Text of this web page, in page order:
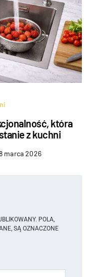
która
z kuchni
marca 2026
POLA,
SĄ OZNACZONE